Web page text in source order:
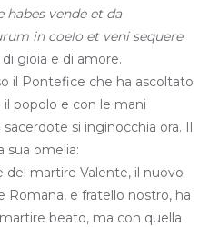
habes vende et da
in coelo et veni sequere
gioia e di amore.
il Pontefice che ha ascoltato
il popolo e con le mani
si inginocchia ora. Il
sua omelia:
martire Valente, il nuovo
Romana, e fratello nostro, ha
beato, ma con quella